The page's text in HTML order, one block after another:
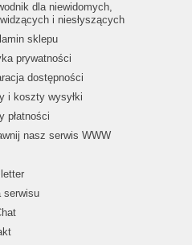
dla niewidomych,
i niesłyszących
sklepu
prywatności
dostępności
i koszty wysyłki
płatności
nasz serwis WWW
serwisu